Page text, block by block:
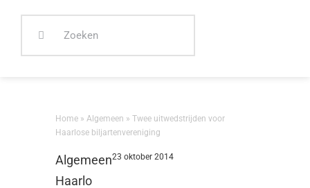
Home »Algemeen »Twee uitwedstrijden voor
Haarlose biljartenvereniging
Algemeen
Haarlo
23 oktober 2014